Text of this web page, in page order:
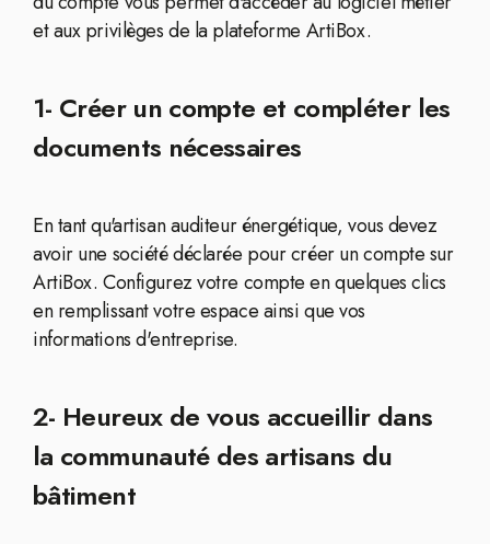
et aux privilèges de la plateforme ArtiBox.
1- Créer un compte et compléter les
documents nécessaires
En tant qu'artisan auditeur énergétique, vous devez
avoir une société déclarée pour créer un compte sur
ArtiBox. Configurez votre compte en quelques clics
en remplissant votre espace ainsi que vos
informations d'entreprise.
2- Heureux de vous accueillir dans
la communauté des artisans du
bâtiment